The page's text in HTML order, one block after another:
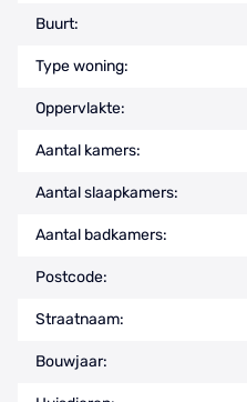
Buurt:
Type woning:
Oppervlakte:
Aantal kamers:
Aantal slaapkamers:
Aantal badkamers:
Postcode:
Straatnaam:
Bouwjaar: